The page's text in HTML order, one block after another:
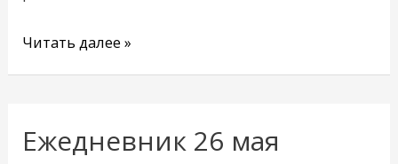
Читать далее »
Ежедневник 26 мая
Ежедневник